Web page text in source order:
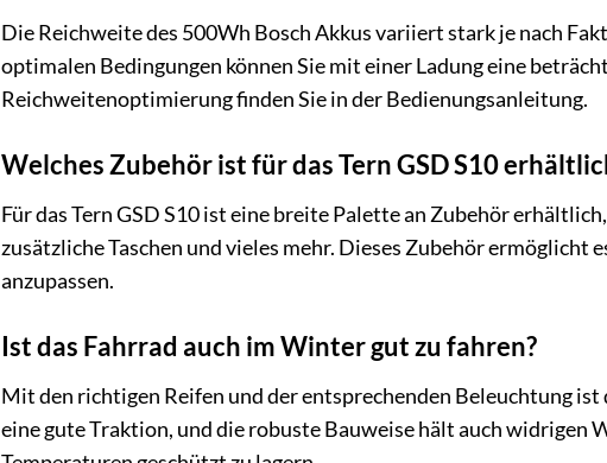
Die Reichweite des 500Wh Bosch Akkus variiert stark je nach
optimalen Bedingungen können Sie mit einer Ladung eine
Reichweitenoptimierung finden Sie in der Bedienungsanleitung.
Welches Zubehör ist für das Tern GSD S10
Für das Tern GSD S10 ist eine breite Palette an Zubehör
zusätzliche Taschen und vieles mehr. Dieses Zubehör
anzupassen.
Ist das Fahrrad auch im Winter gut zu fahren?
Mit den richtigen Reifen und der entsprechenden Beleuchtung
eine gute Traktion, und die robuste Bauweise hält auch widrigen